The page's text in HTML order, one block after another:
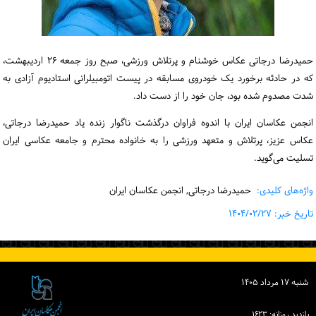
ورود / ثبت‌نام
حمیدرضا درجاتی عکاس خوشنام و پرتلاش ورزشی، صبح روز جمعه ۲۶ اردیبهشت،
که در حادثه برخورد یک خودروی مسابقه در پیست اتومبیلرانی استادیوم آزادی به
شدت مصدوم شده بود، جان خود را از دست داد.
انجمن عکاسان ایران با اندوه فراوان درگذشت ناگوار زنده یاد حمیدرضا درجاتی،
عکاس عزیز، پرتلاش و متعهد ورزشی را به خانواده محترم و جامعه عکاسی ایران
تسلیت می‌گوید.
واژه‌های کلیدی: حمیدرضا درجاتی, انجمن عکاسان ایران
تاریخ خبر: ۱۴۰۴/۰۲/۲۷
شنبه ۱۷ مرداد ۱۴۰۵